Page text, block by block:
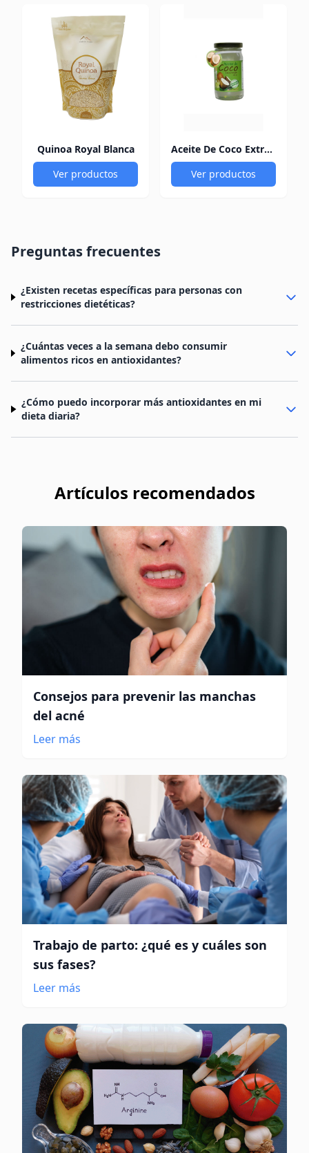
Quinoa Royal Blanca
Ver productos
Aceite De Coco Extra Virgen Prensado En Frío 200 ml
Ver productos
Preguntas frecuentes
¿Existen recetas específicas para personas con
restricciones dietéticas?
¿Cuántas veces a la semana debo consumir
alimentos ricos en antioxidantes?
¿Cómo puedo incorporar más antioxidantes en mi
dieta diaria?
Artículos recomendados
Consejos para prevenir las manchas
del acné
Leer más
Trabajo de parto: ¿qué es y cuáles son
sus fases?
Leer más